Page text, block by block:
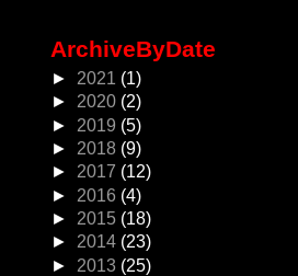
ArchiveByDate
► 2021 (1)
► 2020 (2)
► 2019 (5)
► 2018 (9)
► 2017 (12)
► 2016 (4)
► 2015 (18)
► 2014 (23)
► 2013 (25)